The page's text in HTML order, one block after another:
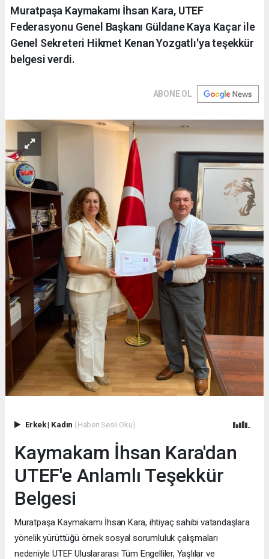
Muratpaşa Kaymakamı İhsan Kara, UTEF
Federasyonu Genel Başkanı Güldane Kaya Kaçar ile
Genel Sekreteri Hikmet Kenan Yozgatlı'ya teşekkür
belgesi verdi.
ABONE OL
Erkek| Kadın (Haberi Sesli Oku)
Kaymakam İhsan Kara'dan
UTEF'e Anlamlı Teşekkür
Belgesi
Muratpaşa Kaymakamı İhsan Kara, ihtiyaç sahibi vatandaşlara
yönelik yürüttüğü örnek sosyal sorumluluk çalışmaları
nedeniyle UTEF Uluslararası Tüm Engelliler, Yaşlılar ve